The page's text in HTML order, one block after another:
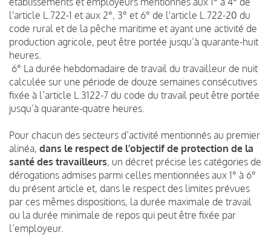
l'article L.722-1 et aux 2°, 3° et 6° de l'article L.722-20 du
code rural et de la pêche maritime et ayant une activité de
production agricole, peut être portée jusqu’à quarante-huit
heures.
6° La durée hebdomadaire de travail du travailleur de nuit
calculée sur une période de douze semaines consécutives
fixée à l’article L.3122-7 du code du travail peut être portée
jusqu’à quarante-quatre heures.
Pour chacun des secteurs d’activité mentionnés au premier
alinéa, dans le respect de l’objectif de protection de la
santé des travailleurs, un décret précise les catégories de
dérogations admises parmi celles mentionnées aux 1° à 6°
du présent article et, dans le respect des limites prévues
par ces mêmes dispositions, la durée maximale de travail
ou la durée minimale de repos qui peut être fixée par
l’employeur.